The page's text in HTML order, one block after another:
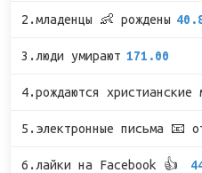
2.младенцы 👶 рождены
3.люди умирают 171.00
4.рождаются христианские
5.электронные письма 📧
6.лайки на Facebook 👍